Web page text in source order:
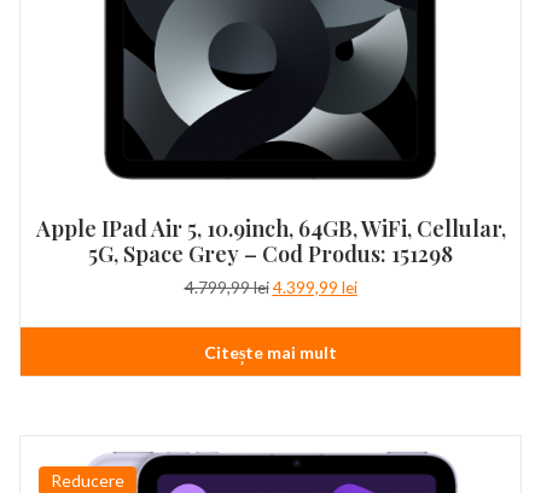
Apple IPad Air 5, 10.9inch, 64GB, WiFi, Cellular,
5G, Space Grey – Cod Produs: 151298
4.799,99lei Prețul
a
fost:
4.799,99 lei.
4.399,99 leiPrețul
este:
Citește mai mult
Reducere